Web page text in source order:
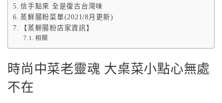
信手點來 全是復古台灣味
蒸鮮腸粉菜單(2021/8月更新)
【蒸鮮腸粉店家資訊】
相關
時尚中菜老靈魂 大桌菜小點心無處
不在